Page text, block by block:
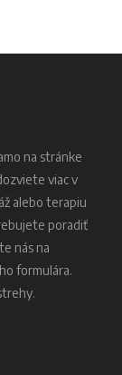
na stránke
viac v
alebo terapiu
poradiť
nás na
formulára.